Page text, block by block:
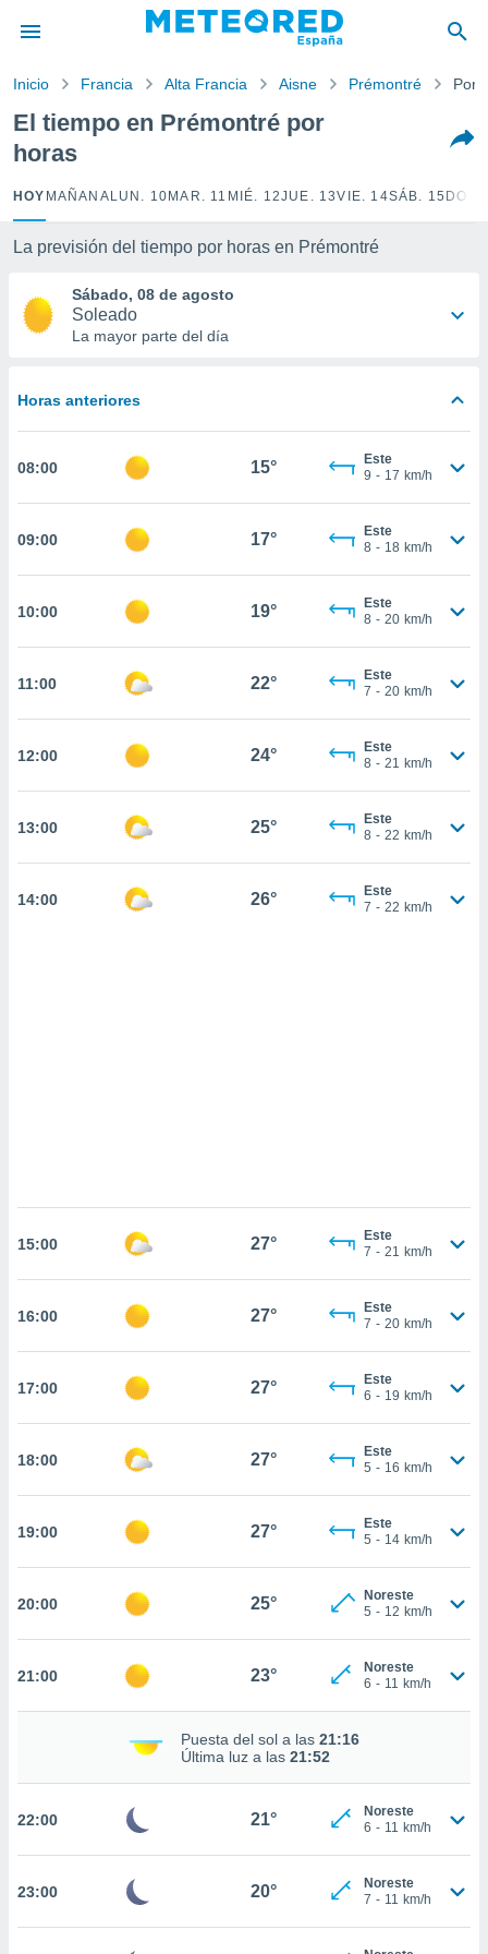
por
para
la
calidad.
a este
las
y
forma
basada
permite
coste.
botón
a la
todas
ya sean
nos
en
perfil
y
de
En
de que
sean
el sitio
para
ni para
no
abono
CONTINUAR
Inicio Francia Alta Francia Aisne Prémontré Por
El tiempo en Prémontré por
horas
HOY MAÑANA LUN. 10 MAR. 11 MIÉ. 12JUE. 13VIE. 14SÁB. 15
La previsión del tiempo por horas en Prémontré
Sábado, 08 de agosto
Soleado
La mayor parte del día
Horas anteriores
08:00 15°
Este
9 - 17 km/h
09:00 17°
Este
8 - 18 km/h
10:00 19°
Este
8 - 20 km/h
11:00 22°
Este
7 - 20 km/h
12:00 24°
Este
8 - 21 km/h
13:00 25°
Este
8 - 22 km/h
14:00 26°
Este
7 - 22 km/h
15:00 27°
Este
7 - 21 km/h
16:00 27°
Este
7 - 20 km/h
17:00 27°
Este
6 - 19 km/h
18:00 27°
Este
5 - 16 km/h
19:00 27°
Este
5 - 14 km/h
20:00 25°
Noreste
5 - 12 km/h
21:00 23°
Noreste
6 - 11 km/h
Puesta del sol a las 21:16
Última luz a las 21:52
22:00 21°
Noreste
6 - 11 km/h
23:00 20°
Noreste
7 - 11 km/h